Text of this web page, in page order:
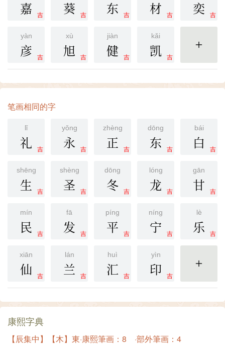
吉
嘉 吉
葵 吉
东 吉
材 吉
奕
yàn
吉
彦
xù
吉
旭
jiàn
吉
健
kǎi
吉
凯 更多
笔画相同的字
lǐ
吉
礼
yǒng
吉
永
zhèng
吉
正
dōng
吉
东
bái
吉
白
shēng
吉
生
shèng
吉
圣
dōng
吉
冬
lóng
吉
龙
gān
吉
甘
mín
吉
民
fā
吉
发
píng
吉
平
níng
吉
宁
lè
吉
乐
xiān
吉
仙
lán
吉
兰
huì
吉
汇
yìn
吉
印 更多
康熙字典
【辰集中】【木】東·康熙筆画：8 ·部外筆画：4